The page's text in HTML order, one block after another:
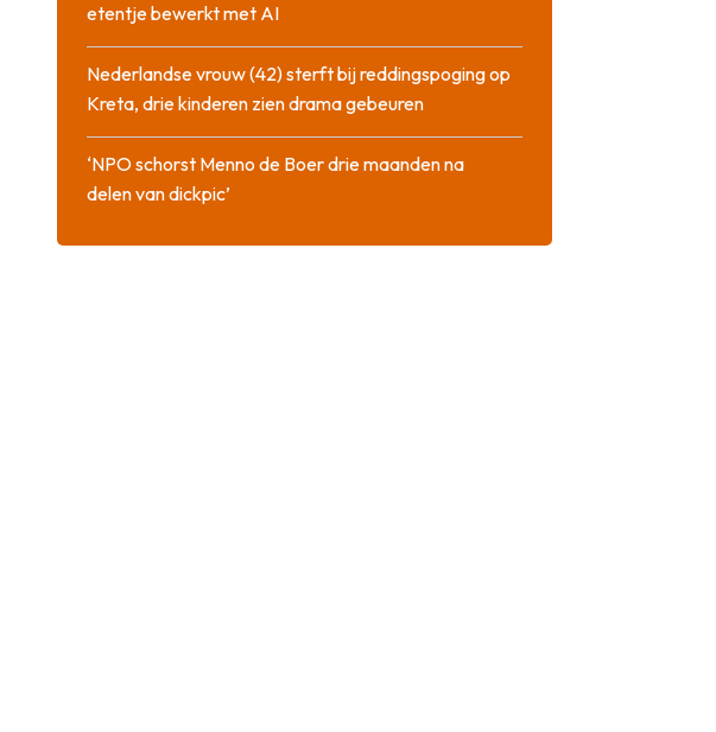
etentje bewerkt met AI
Nederlandse vrouw (42) sterft bij reddingspoging op
Kreta, drie kinderen zien drama gebeuren
‘NPO schorst Menno de Boer drie maanden na
delen van dickpic’